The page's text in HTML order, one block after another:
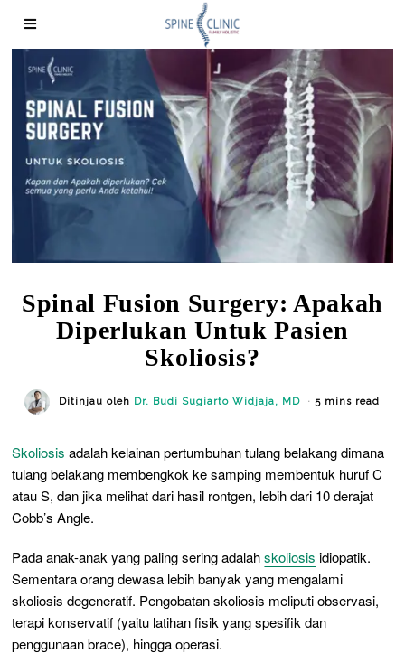
Spinal Fusion Surgery: Apakah
Diperlukan Untuk Pasien
Skoliosis?
Ditinjau oleh Dr. Budi Sugiarto Widjaja, MD 5 mins read
Skoliosis adalah kelainan pertumbuhan tulang belakang dimana
tulang belakang membengkok ke samping membentuk huruf C
atau S, dan jika melihat dari hasil rontgen, lebih dari 10 derajat
Cobb’s Angle.
Pada anak-anak yang paling sering adalahskoliosis idiopatik.
Sementara orang dewasa lebih banyak yang mengalami
skoliosis degeneratif. Pengobatan skoliosis meliputi observasi,
terapi konservatif (yaitu latihan fisik yang spesifik dan
penggunaanbrace), hingga operasi.